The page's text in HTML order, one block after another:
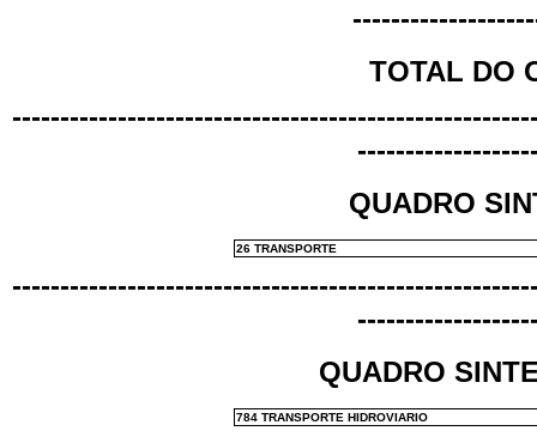
TOTAL DO
QUADRO
26 TRANSPORTE
QUADRO
784 TRANSPORTE HIDROVIARIO